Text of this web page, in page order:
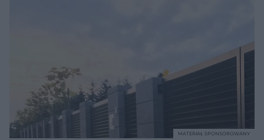
MATERIAŁ SPONSOROWANY